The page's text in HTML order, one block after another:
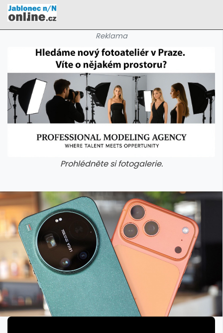
Reklama
Prohlédněte si fotogalerie.